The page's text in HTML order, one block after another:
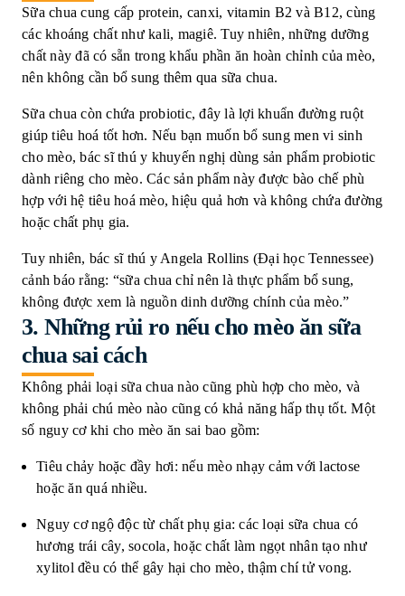
Sữa chua cung cấp protein, canxi, vitamin B2 và B12, cùng
các khoáng chất như kali, magiê. Tuy nhiên, những dưỡng
chất này đã có sẵn trong khẩu phần ăn hoàn chỉnh của mèo,
nên không cần bổ sung thêm qua sữa chua.
Sữa chua còn chứa probiotic, đây là lợi khuẩn đường ruột
giúp tiêu hoá tốt hơn. Nếu bạn muốn bổ sung men vi sinh
cho mèo, bác sĩ thú y khuyến nghị dùng sản phẩm probiotic
dành riêng cho mèo. Các sản phẩm này được bào chế phù
hợp với hệ tiêu hoá mèo, hiệu quả hơn và không chứa đường
hoặc chất phụ gia.
Tuy nhiên, bác sĩthú y Angela Rollins (Đại học Tennessee)
cảnh báo rằng: “sữa chua chỉ nên là thực phẩm bổ sung,
không được xem là nguồn dinh dưỡng chính của mèo.”
3. Những rủi ro nếu cho mèo ăn sữa
chua sai cách
Không phải loại sữa chua nào cũng phù hợp cho mèo, và
không phải chú mèo nào cũng có khả năng hấp thụ tốt. Một
số nguy cơ khi cho mèo ăn sai bao gồm:
Tiêu chảy hoặc đầy hơi: nếu mèo nhạy cảm với lactose
hoặc ăn quá nhiều.
Nguy cơ ngộ độc từ chất phụ gia: các loại sữa chua có
hương trái cây, socola, hoặc chất làm ngọt nhân tạo như
xylitol đều có thể gây hại cho mèo, thậm chí tử vong.